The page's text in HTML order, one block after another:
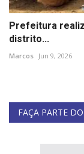
Prefeitura
distrito...
Marcos Jun 9, 2026
FAÇA PARTE